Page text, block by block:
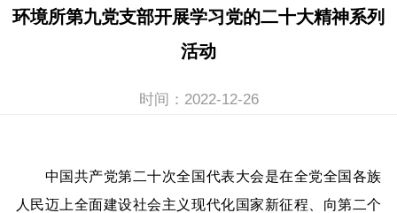
环境所第九党支部开展学习党的二十大精神系列
活动
时间： 2022-12-26
中国共产党第二十次全国代表大会是在全党全国各族
人民迈上全面建设社会主义现代化国家新征程、向第二个